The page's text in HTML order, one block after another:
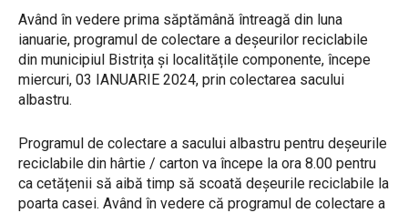
Având în vedere prima săptămână întreagă din luna
ianuarie, programul de colectare a deșeurilor reciclabile
din municipiul Bistrița și localitățile componente, începe
miercuri, 03 IANUARIE 2024, prin colectarea sacului
albastru.
Programul de colectare a sacului albastru pentru deșeurile
reciclabile din hârtie / carton va începe la ora 8.00 pentru
ca cetățenii să aibă timp să scoată deșeurile reciclabile la
poarta casei. Având în vedere că programul de colectare a